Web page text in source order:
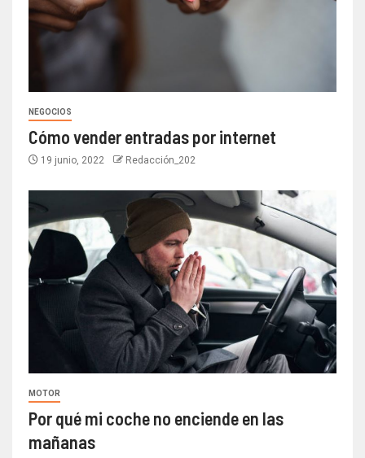
NEGOCIOS
Cómo vender entradas por internet
19 junio, 2022 Redacción_202
MOTOR
Por qué mi coche no enciende en las
mañanas